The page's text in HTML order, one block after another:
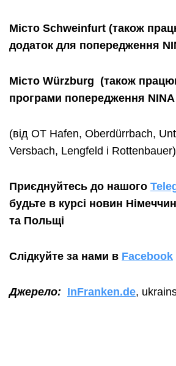
Місто Schweinfurt (також
додаток для попередження
Місто Würzburg (також
програми попередження NINA
(від OT Hafen, Oberdürrbach,
Versbach, Lengfeld і Rottenbauer)
Приєднуйтесь до нашого
будьте в курсі новин
та Польщі
Слідкуйте за нами в Facebook
Джерело: InFranken.de,